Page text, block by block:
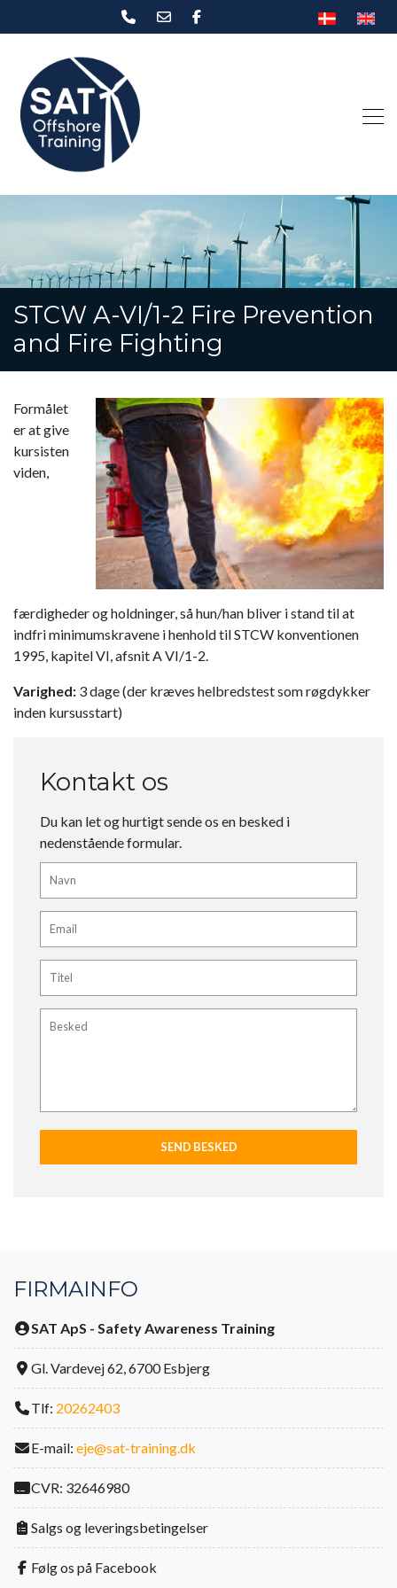
til
hovedindhold
STCW A-VI/1-2 Fire Prevention
and Fire Fighting
Formålet
er at give
kursisten
viden,
færdigheder og holdninger, så hun/han bliver i stand til at
indfri minimumskravene i henhold til STCW konventionen
1995, kapitel VI, afsnit A VI/1-2.
Varighed: 3 dage (der kræves helbredstest som røgdykker
inden kursusstart)
Kontakt os
Du kan let og hurtigt sende os en besked i
nedenstående formular.
FIRMAINFO
SAT ApS - Safety Awareness Training
Gl. Vardevej 62, 6700 Esbjerg
Tlf: 20262403
E-mail: eje@sat-training.dk
CVR: 32646980
Salgs og leveringsbetingelser
Følg os på Facebook